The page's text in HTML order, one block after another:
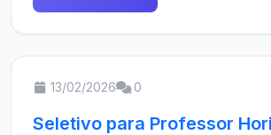
13/02/2026 0
Seletivo para Professor